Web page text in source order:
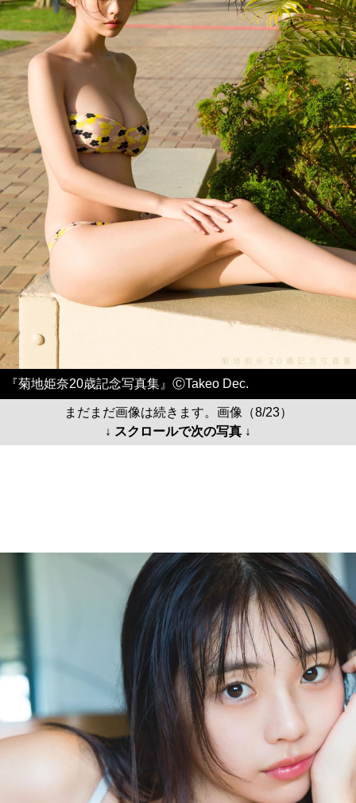
『菊地姫奈20歳記念写真集』ⒸTakeo Dec.
まだまだ画像は続きます。画像（8/23）
↓ スクロールで次の写真 ↓